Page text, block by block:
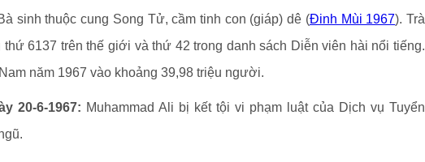
sinh thuộc cung Song Tử, cầm tinh con (giáp) dê (Đinh Mùi 1967). Trà
thứ 6137 trên thế giới và thứ 42 trong danh sách Diễn viên hài nổi tiếng.
năm 1967 vào khoảng 39,98 triệu người.
20-6-1967: Muhammad Ali bị kết tội vi phạm luật của Dịch vụ Tuyển